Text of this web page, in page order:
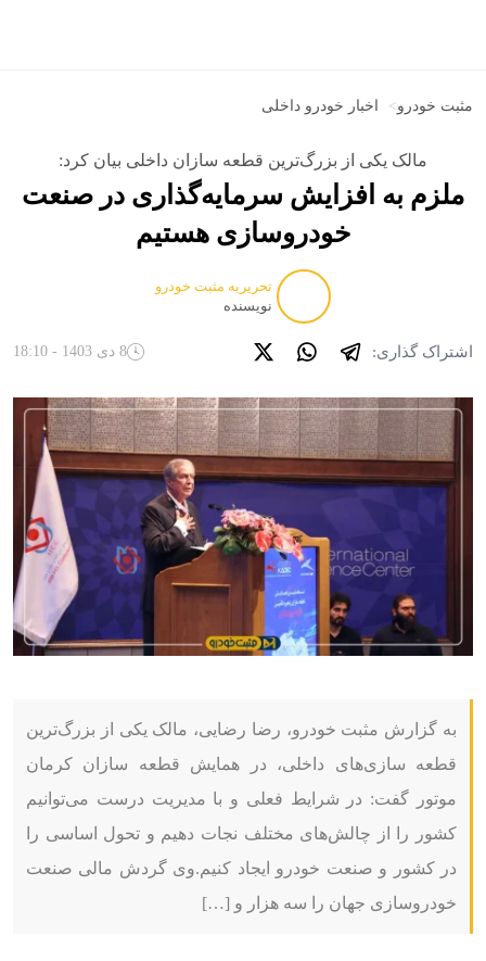
مثبت خودرو> اخبار خودرو داخلی
مالک یکی از بزرگ‌ترین قطعه‌ سازان داخلی بیان کرد:
ملزم به افزایش سرمایه‌گذاری در صنعت
خودروسازی هستیم
تحریریه مثبت خودرو
نویسنده
اشتراک گذاری: 8 دی 1403 - 18:10
به گزارش مثبت خودرو، رضا رضایی، مالک یکی از بزرگ‌ترین
قطعه سازی‌های داخلی، در همایش قطعه سازان کرمان
موتور گفت: در شرایط فعلی و با مدیریت درست می‌توانیم
کشور را از چالش‌های مختلف نجات دهیم و تحول اساسی را
در کشور و صنعت خودرو ایجاد کنیم.وی گردش مالی صنعت
خودروسازی جهان را سه هزار و […]